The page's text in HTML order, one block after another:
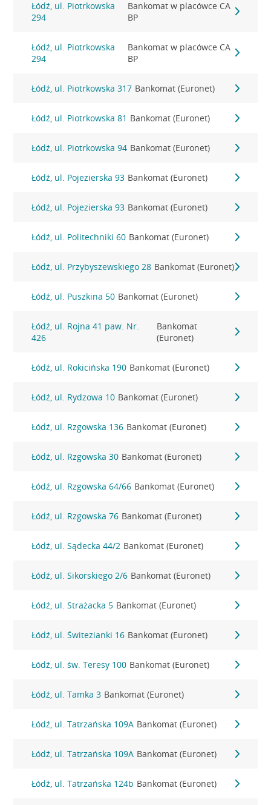
Łódź, ul. Piotrkowska
294
Bankomat w placówce CA
BP
Łódź, ul. Piotrkowska
294
Bankomat w placówce CA
BP
Łódź, ul. Piotrkowska 317 Bankomat (Euronet)
Łódź, ul. Piotrkowska 81 Bankomat (Euronet)
Łódź, ul. Piotrkowska 94 Bankomat (Euronet)
Łódź, ul. Pojezierska 93 Bankomat (Euronet)
Łódź, ul. Pojezierska 93 Bankomat (Euronet)
Łódź, ul. Politechniki 60 Bankomat (Euronet)
Łódź, ul. Przybyszewskiego 28 Bankomat (Euronet)
Łódź, ul. Puszkina 50 Bankomat (Euronet)
Łódź, ul. Rojna 41 paw. Nr.
426
Bankomat
(Euronet)
Łódź, ul. Rokicińska 190 Bankomat (Euronet)
Łódź, ul. Rydzowa 10 Bankomat (Euronet)
Łódź, ul. Rzgowska 136 Bankomat (Euronet)
Łódź, ul. Rzgowska 30 Bankomat (Euronet)
Łódź, ul. Rzgowska 64/66 Bankomat (Euronet)
Łódź, ul. Rzgowska 76 Bankomat (Euronet)
Łódź, ul. Sądecka 44/2 Bankomat (Euronet)
Łódź, ul. Sikorskiego 2/6 Bankomat (Euronet)
Łódź, ul. Strażacka 5 Bankomat (Euronet)
Łódź, ul. Świtezianki 16 Bankomat (Euronet)
Łódź, ul. św. Teresy 100 Bankomat (Euronet)
Łódź, ul. Tamka 3 Bankomat (Euronet)
Łódź, ul. Tatrzańska 109A Bankomat (Euronet)
Łódź, ul. Tatrzańska 109A Bankomat (Euronet)
Łódź, ul. Tatrzańska 124b Bankomat (Euronet)